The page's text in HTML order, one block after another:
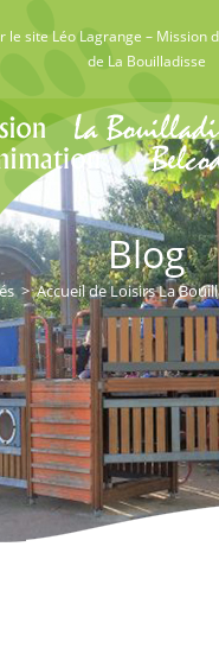
le site Léo Lagrange – Mission
de La Bouilladisse
Blog
> Accueil de Loisirs La